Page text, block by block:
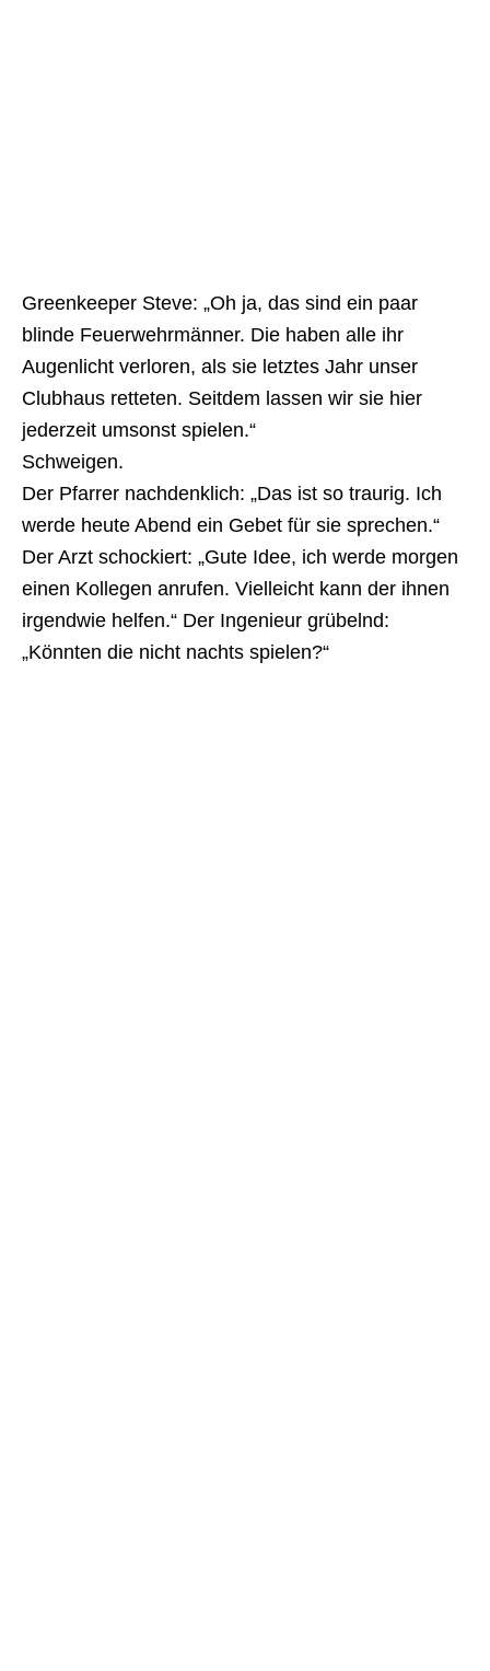
Greenkeeper Steve: „Oh ja, das sind ein paar
blinde Feuerwehrmänner. Die haben alle ihr
Augenlicht verloren, als sie letztes Jahr unser
Clubhaus retteten. Seitdem lassen wir sie hier
jederzeit umsonst spielen.“
Schweigen.
Der Pfarrer nachdenklich: „Das ist so traurig. Ich
werde heute Abend ein Gebet für sie sprechen.“
Der Arzt schockiert: „Gute Idee, ich werde morgen
einen Kollegen anrufen. Vielleicht kann der ihnen
irgendwie helfen.“ Der Ingenieur grübelnd:
„Könnten die nicht nachts spielen?“